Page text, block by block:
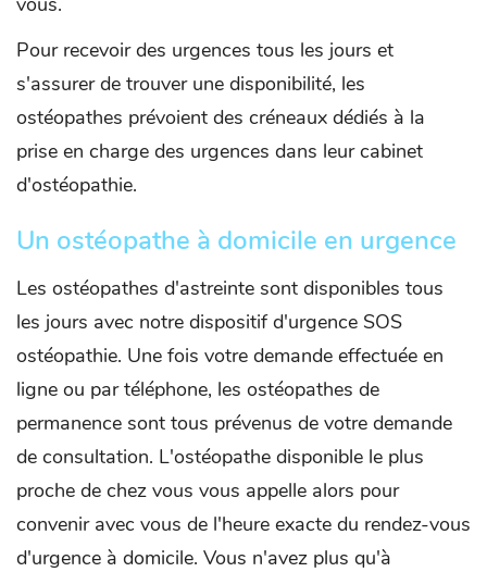
Pour recevoir des urgences tous les jours et
s'assurer de trouver une disponibilité, les
ostéopathes prévoient des créneaux dédiés à la
prise en charge des urgences dans leur cabinet
d'ostéopathie.
Un ostéopathe à domicile en urgence
Les ostéopathes d'astreinte sont disponibles tous
les jours avec notre dispositif d'urgence SOS
ostéopathie. Une fois votre demande effectuée en
ligne ou par téléphone, les ostéopathes de
permanence sont tous prévenus de votre demande
de consultation. L'ostéopathe disponible le plus
proche de chez vous vous appelle alors pour
convenir avec vous de l'heure exacte du rendez-vous
d'urgence à domicile. Vous n'avez plus qu'à